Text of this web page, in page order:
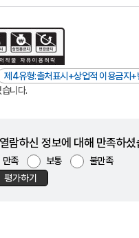
제4유형:출처표시+상업적 이용금지+
니다.
람하신 정보에 대해 만족하
만족 보통
불만족
평가하기